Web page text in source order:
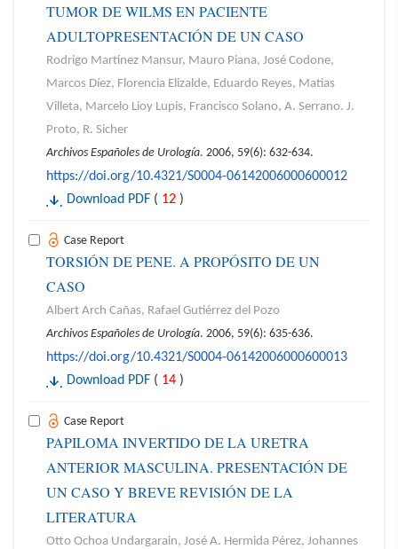
TUMOR DE WILMS EN PACIENTE
ADULTOPRESENTACIÓN DE UN CASO
Rodrigo Martínez Mansur, Mauro Piana, José Codone,
Marcos Díez, Florencia Elizalde, Eduardo Reyes, Matias
Villeta, Marcelo Lioy Lupis, Francisco Solano, A. Serrano. J.
Proto, R. Sicher
Archivos Españoles de Urología. 2006, 59(6): 632-634.
https://doi.org/10.4321/S0004-06142006000600012
Download PDF ( 12 )
Case Report
TORSIÓN DE PENE. A PROPÓSITO DE UN
CASO
Albert Arch Cañas, Rafael Gutiérrez del Pozo
Archivos Españoles de Urología. 2006, 59(6): 635-636.
https://doi.org/10.4321/S0004-06142006000600013
Download PDF ( 14 )
Case Report
PAPILOMA INVERTIDO DE LA URETRA
ANTERIOR MASCULINA. PRESENTACIÓN DE
UN CASO Y BREVE REVISIÓN DE LA
LITERATURA
Otto Ochoa Undargarain, José A. Hermida Pérez, Johannes